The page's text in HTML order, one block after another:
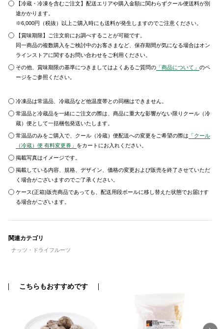
【冷蔵・冷凍を含むご注文】配送エリアや購入金額に関わらずクール便送料が別
途かかります。
※6,000円（税抜）以上ご購入時にも送料が発生しますのでご注意ください。
【賞味期限】ご注文前にお調べすることが可能です。
同一商品の複数購入をご検討中のお客さまなど、保存期間が気になる場合はオン
ラインストアに関するお問い合わせをご利用ください。
その他、賞味期限の基準につきましてはよくあるご質問の 「商品について」のペ
ージをご参照ください。
冷凍品は常温品、冷蔵品など他温度帯との同梱はできません。
常温品と冷蔵品を一緒にご注文の際は、商品に重大な影響がない限りクール（冷
蔵）便として一括梱包発送いたします。
常温品のみをご購入で、クール（冷蔵）便配送への変更をご希望の際は 「クール
（冷蔵）便 有料変更券」 をカートにお入れください。
掲載写真はイメージです。
掲載している内容、規格、デザイン、価格の変更および販売を終了させていただ
く場合がございますのでご了承ください。
ケース(正箱)販売商品であっても、配送用段ボールに移し替えた状態でお届けす
る場合がございます。
関連カテゴリ
ナッツ・ドライフルーツ
こちらもおすすめです